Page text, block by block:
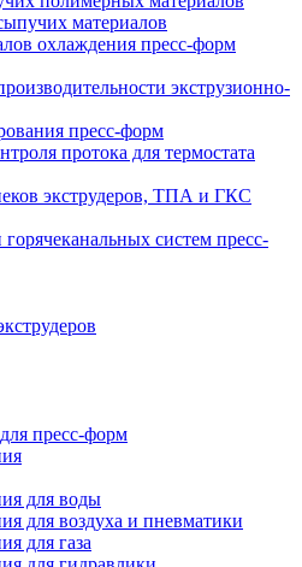
материалов
охлаждения пресс-форм
экструзионно-
пресс-форм
протока для термостата
экструдеров, ТПА и ГКС
систем пресс-
пресс-форм
для воды
для воздуха и пневматики
для газа